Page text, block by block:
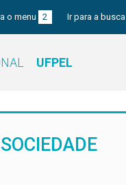
o menu 2 Ir para a busca
UFPEL